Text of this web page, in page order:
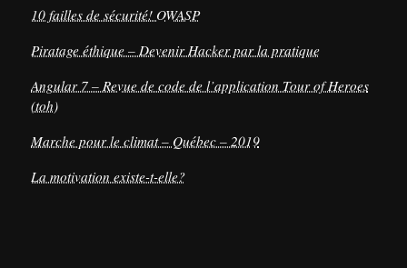
10 failles de sécurité! OWASP
Piratage éthique – Devenir Hacker par la pratique
Angular 7 – Revue de code de l’application Tour of Heroes
(toh)
Marche pour le climat – Québec – 2019
La motivation existe-t-elle?